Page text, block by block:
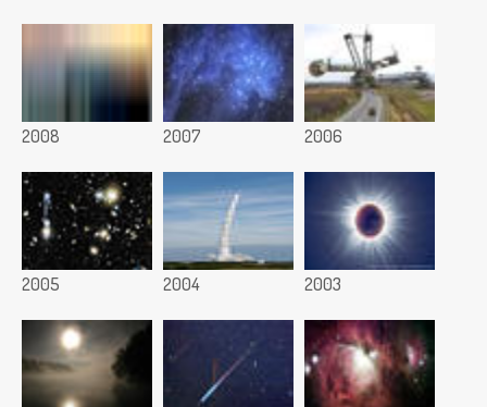
2008 2007 2006
2005 2004 2003